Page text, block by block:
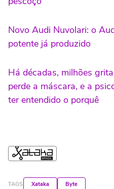
Novo Audi Nuvolari: o
potente já produzido
Há décadas, milhões
perde a máscara, e a
ter entendido o porquê
TAGS Xataka Byte